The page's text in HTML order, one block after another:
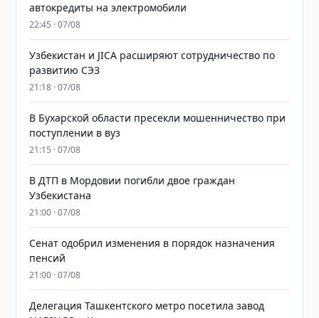
автокредиты на электромобили
22:45 · 07/08
Узбекистан и JICA расширяют сотрудничество по
развитию СЭЗ
21:18 · 07/08
В Бухарской области пресекли мошенничество при
поступлении в вуз
21:15 · 07/08
В ДТП в Мордовии погибли двое граждан
Узбекистана
21:00 · 07/08
Сенат одобрил изменения в порядок назначения
пенсий
21:00 · 07/08
Делегация Ташкентского метро посетила завод